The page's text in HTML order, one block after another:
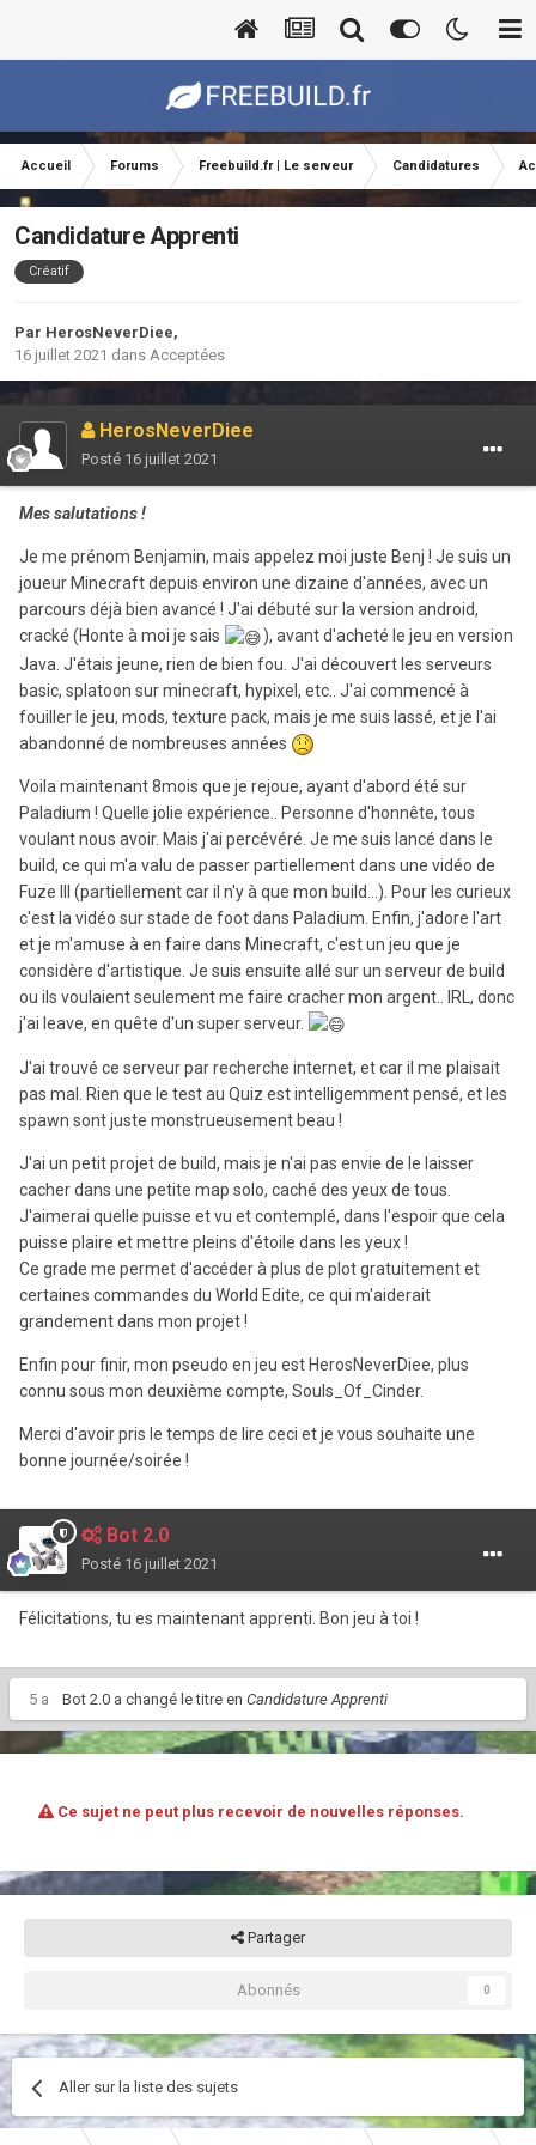
Accueil Forums Freebuild.fr | Le serveur Candidatures
Candidature Apprenti
Créatif
Par HerosNeverDiee,
16 juillet 2021 dans Acceptées
HerosNeverDiee
Posté 16 juillet 2021
Mes salutations !
Je me prénom Benjamin, mais appelez moi juste Benj ! Je suis un
joueur Minecraft depuis environ une dizaine d'années, avec un
parcours déjà bien avancé ! J'ai débuté sur la version android,
cracké (Honte à moi je sais
), avant d'acheté le jeu en version
Java. J'étais jeune, rien de bien fou. J'ai découvert les serveurs
basic, splatoon sur minecraft, hypixel, etc.. J'ai commencé à
fouiller le jeu, mods, texture pack, mais je me suis lassé, et je l'ai
abandonné de nombreuses années
Voila maintenant 8mois que je rejoue, ayant d'abord été sur
Paladium ! Quelle jolie expérience.. Personne d'honnête, tous
voulant nous avoir. Mais j'ai percévéré. Je me suis lancé dans le
build, ce qui m'a valu de passer partiellement dans une vidéo de
Fuze III (partiellement car il n'y à que mon build...). Pour les curieux
c'est la vidéo sur stade de foot dans Paladium. Enfin, j'adore l'art
et je m'amuse à en faire dans Minecraft, c'est un jeu que je
considère d'artistique. Je suis ensuite allé sur un serveur de build
ou ils voulaient seulement me faire cracher mon argent.. IRL, donc
j'ai leave, en quête d'un super serveur.
J'ai trouvé ce serveur par recherche internet, et car il me plaisait
pas mal. Rien que le test au Quiz est intelligemment pensé, et les
spawn sont juste monstrueusement beau !
J'ai un petit projet de build, mais je n'ai pas envie de le laisser
cacher dans une petite map solo, caché des yeux de tous.
J'aimerai quelle puisse et vu et contemplé, dans l'espoir que cela
puisse plaire et mettre pleins d'étoile dans les yeux !
Ce grade me permet d'accéder à plus de plot gratuitement et
certaines commandes du World Edite, ce qui m'aiderait
grandement dans mon projet !
Enfin pour finir, mon pseudo en jeu est HerosNeverDiee, plus
connu sous mon deuxième compte, Souls_Of_Cinder.
Merci d'avoir pris le temps de lire ceci et je vous souhaite une
bonne journée/soirée !
Bot 2.0
Posté 16 juillet 2021
Félicitations, tu es maintenant apprenti. Bon jeu à toi !
5 a Bot 2.0 a changé le titre en Candidature Apprenti
Ce sujet ne peut plus recevoir de nouvelles réponses.
Partager
Abonnés 0
Aller sur la liste des sujets